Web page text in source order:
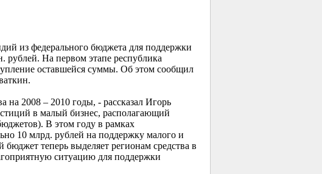
из федерального бюджета для поддержки
На первом этапе республика
оставшейся суммы. Об этом сообщил
2008 – 2010 годы, - рассказал Игорь
в малый бизнес, располагающий
В этом году в рамках
10 млрд. рублей на поддержку малого и
теперь выделяет регионам средства в
ситуацию для поддержки